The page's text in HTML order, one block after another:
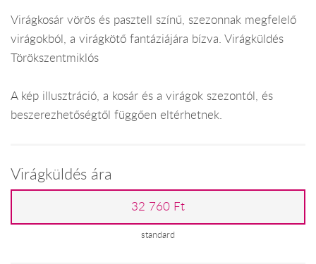
Virágkosár vörös és pasztell színű, szezonnak megfelelő
virágokból, a virágkötő fantáziájára bízva. Virágküldés
Törökszentmiklós
A kép illusztráció, a kosár és a virágok szezontól, és
beszerezhetőségtől függően eltérhetnek.
Virágküldés ára
32 760 Ft
standard